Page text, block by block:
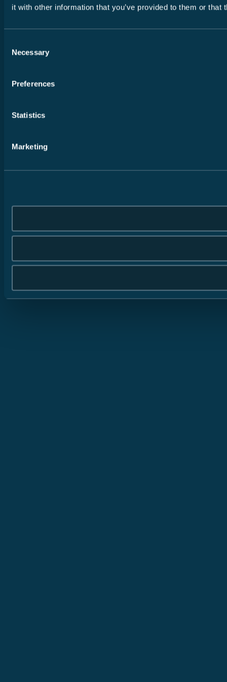
it with other information that you’ve provided to them or
Selection
Necessary
Preferences
Statistics
Marketing